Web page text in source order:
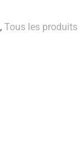
,Tous les produits